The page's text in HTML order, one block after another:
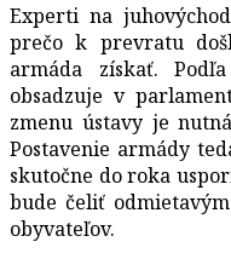
Experti na
prečo k prevratu
armáda získať.
obsadzuje v
zmenu ústavy je
Postavenie armády
skutočne do roka
bude čeliť
obyvateľov.